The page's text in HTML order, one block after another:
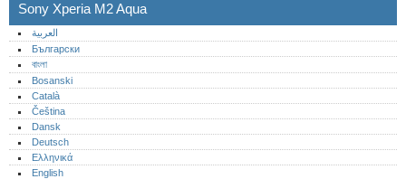
Sony Xperia M2 Aqua
العربية
Български
বাংলা
Bosanski
Català
Čeština
Dansk
Deutsch
Ελληνικά
English